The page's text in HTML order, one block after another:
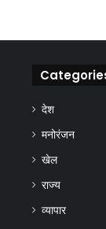
देश
मनोरंजन
खेल
राज्य
व्यापार